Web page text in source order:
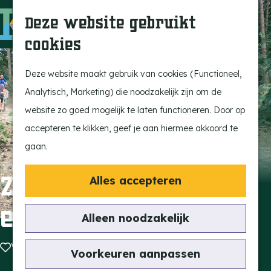
Deze website gebruikt
cookies
Deze website maakt gebruik van cookies (Functioneel,
Analytisch, Marketing) die noodzakelijk zijn om de
website zo goed mogelijk te laten functioneren. Door op
accepteren te klikken, geef je aan hiermee akkoord te
gaan.
Alles accepteren
Alleen noodzakelijk
Voorkeuren aanpassen
G
a
n
a
a
r
d
e
h
o
m
e
a
v
i
e
o
a
M
Laat je inspireren
Actief beleven
Ervaar het échte
dorpsgevoel
Natuurgebieden
Vind je activiteit
Uitagenda
Tentoonstellingen &
Expositie
Fietsen
Zomeravondtrimlop
en Eersel
Voeg toe als favoriet
Voeg toe als favoriet